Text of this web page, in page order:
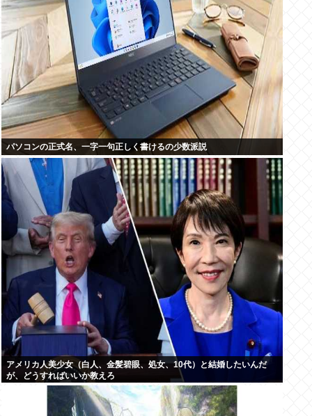
パソコンの正式名、一字一句正しく書けるの少数派説
アメリカ人美少女（白人、金髪碧眼、処女、10代）と結婚したいんだ
が、どうすればいいか教えろ